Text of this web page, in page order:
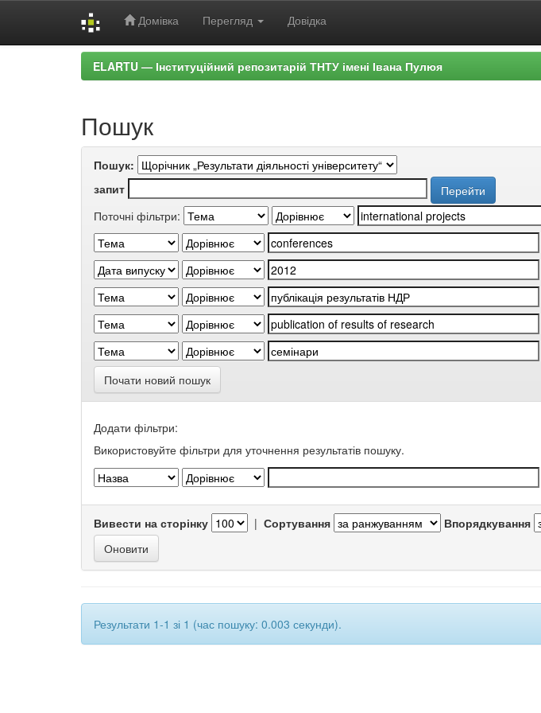
Домівка Перегляд Довідка
ELARTU — Інституційний репозитарій ТНТУ імені Івана Пулюя
Пошук
Пошук:
запит
Поточні фільтри:
Почати новий пошук
Додати фільтри:
Використовуйте фільтри для уточнення результатів пошуку.
Вивести на сторінку | Сортування Впорядкування
Результати 1-1 зі 1 (час пошуку: 0.003 секунди).